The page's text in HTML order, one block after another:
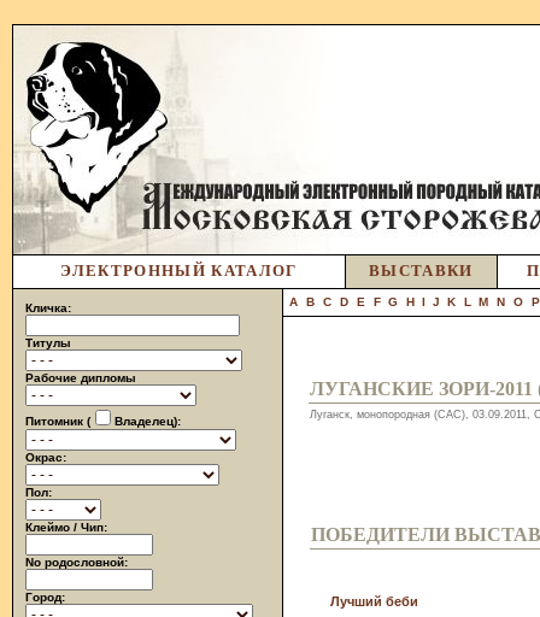
ЭЛЕКТРОННЫЙ КАТАЛОГ ВЫСТАВКИ
Кличка:
Титулы
Рабочие дипломы
Питомник ( Владелец):
Окрас:
Пол:
Клеймо / Чип:
No родословной:
Город:
A B C D E F G H I J K L M N O P
ЛУГАНСКИЕ ЗОРИ-
Луганск, монопородная (САС), 03.09.2011,
ПОБЕДИТЕЛИ
Лучший беби